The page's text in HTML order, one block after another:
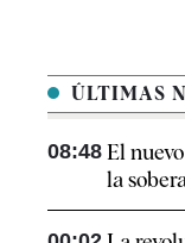
ÚLTIMAS
08:48 El
la